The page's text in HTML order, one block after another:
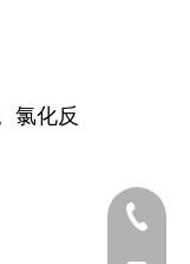
氯化反
025-